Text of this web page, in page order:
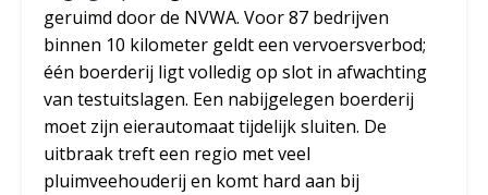
geruimd door de NVWA. Voor 87 bedrijven
binnen 10 kilometer geldt een vervoersverbod;
één boerderij ligt volledig op slot in afwachting
van testuitslagen. Een nabijgelegen boerderij
moet zijn eierautomaat tijdelijk sluiten. De
uitbraak treft een regio met veel
pluimveehouderij en komt hard aan bij